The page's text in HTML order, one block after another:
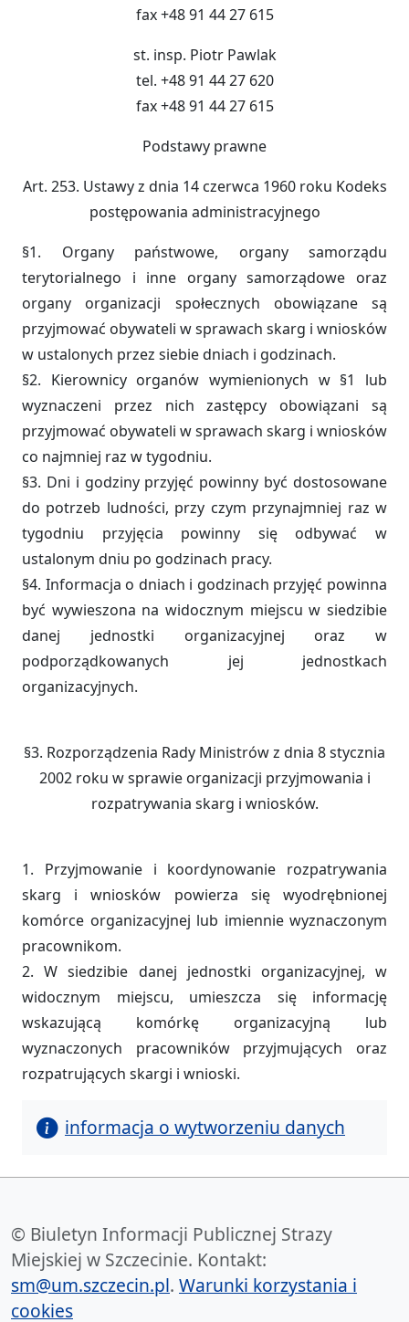
fax +48 91 44 27 615
st. insp. Piotr Pawlak
tel. +48 91 44 27 620
fax +48 91 44 27 615
Podstawy prawne
Art. 253. Ustawy z dnia 14 czerwca 1960 roku Kodeks
postępowania administracyjnego
§1. Organy państwowe, organy samorządu
terytorialnego i inne organy samorządowe oraz
organy organizacji społecznych obowiązane są
przyjmować obywateli w sprawach skarg i wniosków
w ustalonych przez siebie dniach i godzinach.
§2. Kierownicy organów wymienionych w §1 lub
wyznaczeni przez nich zastępcy obowiązani są
przyjmować obywateli w sprawach skarg i wniosków
co najmniej raz w tygodniu.
§3. Dni i godziny przyjęć powinny być dostosowane
do potrzeb ludności, przy czym przynajmniej raz w
tygodniu przyjęcia powinny się odbywać w
ustalonym dniu po godzinach pracy.
§4. Informacja o dniach i godzinach przyjęć powinna
być wywieszona na widocznym miejscu w siedzibie
danej jednostki organizacyjnej oraz w
podporządkowanych jej jednostkach
organizacyjnych.
§3. Rozporządzenia Rady Ministrów z dnia 8 stycznia
2002 roku w sprawie organizacji przyjmowania i
rozpatrywania skarg i wniosków.
1. Przyjmowanie i koordynowanie rozpatrywania
skarg i wniosków powierza się wyodrębnionej
komórce organizacyjnej lub imiennie wyznaczonym
pracownikom.
2. W siedzibie danej jednostki organizacyjnej, w
widocznym miejscu, umieszcza się informację
wskazującą komórkę organizacyjną lub
wyznaczonych pracowników przyjmujących oraz
rozpatrujących skargi i wnioski.
informacja o wytworzeniu danych
© Biuletyn Informacji Publicznej Strazy
Miejskiej w Szczecinie. Kontakt:
sm@um.szczecin.pl. Warunki korzystania i
cookies